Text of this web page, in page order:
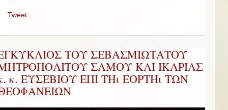
Tweet
ΤΟΥ ΣΕΒΑΣΜΙΩΤΑΤΟΥ
ΣΑΜΟΥ ΚΑΙ ΙΚΑΡΙΑΣ
κ. ΕΥΣΕΒΙΟΥ ΕΠΙ ΤΗι ΕΟΡΤΗι ΤΩΝ